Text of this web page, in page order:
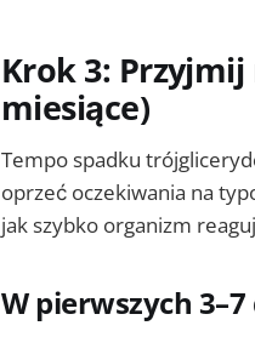
Krok 3:
miesiące)
Tempo spadku
oprzeć oczekiwania na
jak szybko organizm
W pierwszych